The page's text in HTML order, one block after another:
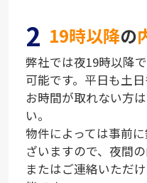
2 19時以降の
弊社では夜19時以降
可能です。平日も土
お時間が取れない方
い。
物件によっては事前
ざいますので、夜間
またはご連絡いただ